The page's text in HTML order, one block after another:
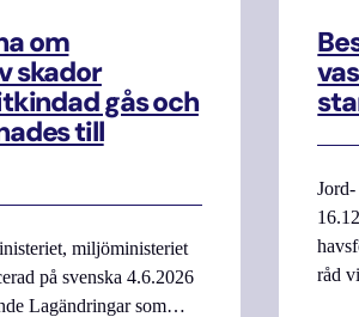
om
skador
gås och
till
miljöministeriet
på svenska 4.6.2026
Lagändringar som…
råd